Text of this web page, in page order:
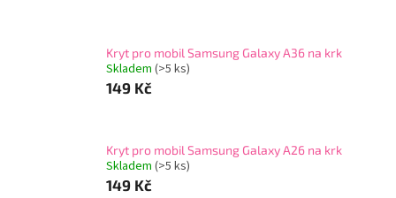
Kryt pro mobil Samsung Galaxy A36 na krk
Skladem (>5 ks)
149 Kč
Kryt pro mobil Samsung Galaxy A26 na krk
Skladem (>5 ks)
149 Kč